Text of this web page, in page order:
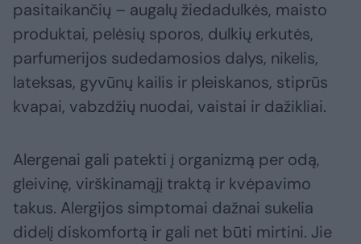
pasitaikančių – augalų žiedadulkės, maisto
produktai, pelėsių sporos, dulkių erkutės,
parfumerijos sudedamosios dalys, nikelis,
lateksas, gyvūnų kailis ir pleiskanos, stiprūs
kvapai, vabzdžių nuodai, vaistai ir dažikliai.
Alergenai gali patekti į organizmą per odą,
gleivinę, virškinamąjį traktą ir kvėpavimo
takus. Alergijos simptomai dažnai sukelia
didelį diskomfortą ir gali net būti mirtini. Jie